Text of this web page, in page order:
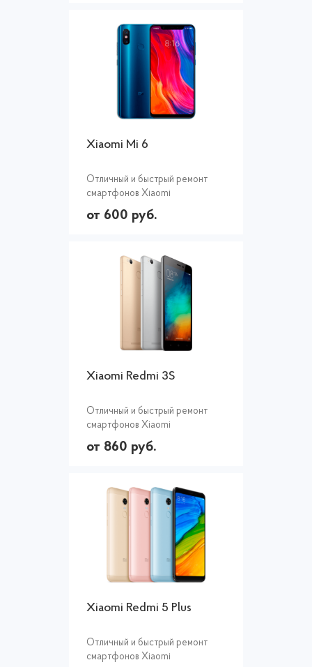
Xiaomi Mi 6
Отличный и быстрый ремонт
смартфонов Xiaomi
от 600 руб.
Xiaomi Redmi 3S
Отличный и быстрый ремонт
смартфонов Xiaomi
от 860 руб.
Xiaomi Redmi 5 Plus
Отличный и быстрый ремонт
смартфонов Xiaomi